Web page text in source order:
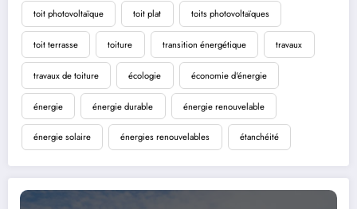
toit photovoltaïque toit plat toits photovoltaïques
toit terrasse toiture transition énergétique travaux
travaux de toiture écologie économie d'énergie
énergie énergie durable énergie renouvelable
énergie solaire énergies renouvelables étanchéité